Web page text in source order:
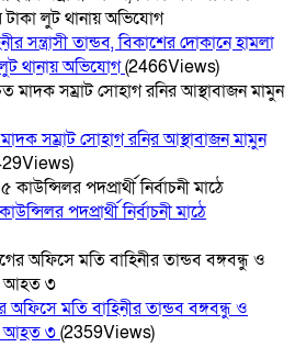
সন্ত্রাসী তান্ডব, বিকাশের দোকানে হামলা
থানায় অভিযোগ(2466Views)
সম্রাট সোহাগ রনির আস্থাবাজন মামুন
পদপ্রার্থী নির্বাচনী মাঠে
অফিসে মতি বাহিনীর তান্ডব বঙ্গবন্ধু ও
আহত ৩(2359Views)